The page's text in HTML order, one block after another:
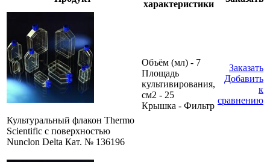
характеристики
Культуральный флакон Thermo
Scientific с поверхностью
Nunclon Delta Кат. № 136196
Объём (мл) - 7
Площадь
культивирования,
см2 - 25
Крышка - Фильтр
Заказать
Добавить
к
сравнению